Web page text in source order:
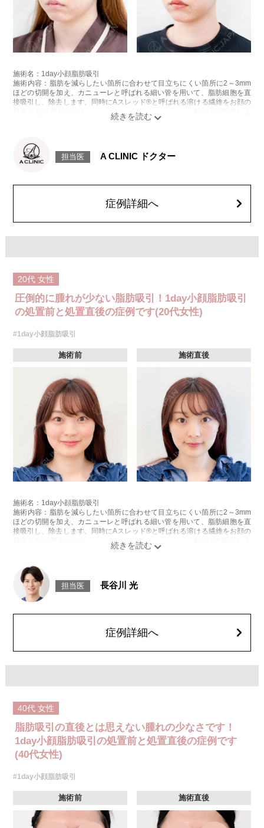
施術名：1day小顔脂肪吸引
施術内容：脂肪を減らしたい箇所に合わせて目立ちにくい箇所に2～3mm
ほどの切開を加え、カニューレと呼ばれる細い管を用いて、脂肪細胞を直
接吸引し、除去します。同時にAスレッド®と呼ばれる溶ける繊維をお顔の
目立たない部分から皮下へ挿入し、皮膚を内側から引き上げて固定しま
感などが術後一時的に生じることがございます。また、稀に貧血、細菌感
染症、左右差、施術箇所の知覚鈍麻、ぼこつき、硬結、瘢痕化、色素沈
顔の脂肪吸引箇所の追加 1ヶ所ごと+162,800円(税込)
オプション：笑気麻酔 3,300円(税込)
担当医 A CLINIC ドクター
症例詳細へ
20代 女性
圧倒的に腫れが少ない脂肪吸引！1day小顔脂肪吸引
の処置前と処置直後の症例です(20代女性)
#1day小顔脂肪吸引
施術前 施術直後
施術名：1day小顔脂肪吸引
施術内容：脂肪を減らしたい箇所に合わせて目立ちにくい箇所に2～3mm
ほどの切開を加え、カニューレと呼ばれる細い管を用いて、脂肪細胞を直
接吸引し、除去します。同時にAスレッド®と呼ばれる溶ける繊維をお顔の
目立たない部分から皮下へ挿入し、皮膚を内側から引き上げて固定しま
リスク、副作用：赤み、熱感、痛み、しびれ、むくみ、内出血、引き攣れ
感などが術後一時的に生じることがございます。また、稀に貧血、細菌感
染症、左右差、施術箇所の知覚鈍麻、ぼこつき、硬結、瘢痕化、色素沈
着、脂肪塞栓、皮膚のよれ、繊維の突出などを生じることがございます。
顔の脂肪吸引箇所の追加 1ヶ所ごと+162,800円(税込)
オプション：笑気麻酔 3,300円(税込)
担当医 長谷川 光
症例詳細へ
40代 女性
脂肪吸引の直後とは思えない腫れの少なさです！
1day小顔脂肪吸引の処置前と処置直後の症例です
(40代女性)
#1day小顔脂肪吸引
施術前 施術直後